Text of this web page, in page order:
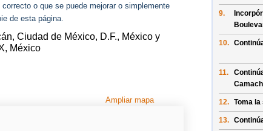
o que se puede mejorar o simplemente
de esta página.
Ciudad de México, D.F., México y
México
Ampliar mapa
9.
10.
11.
12. Toma la
13.